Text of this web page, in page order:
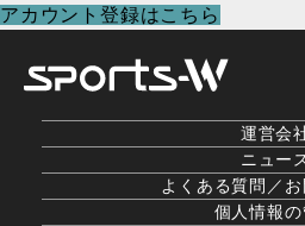
アカウント登録はこちら
運営会
ニュー
よくある質問／
個人情報の